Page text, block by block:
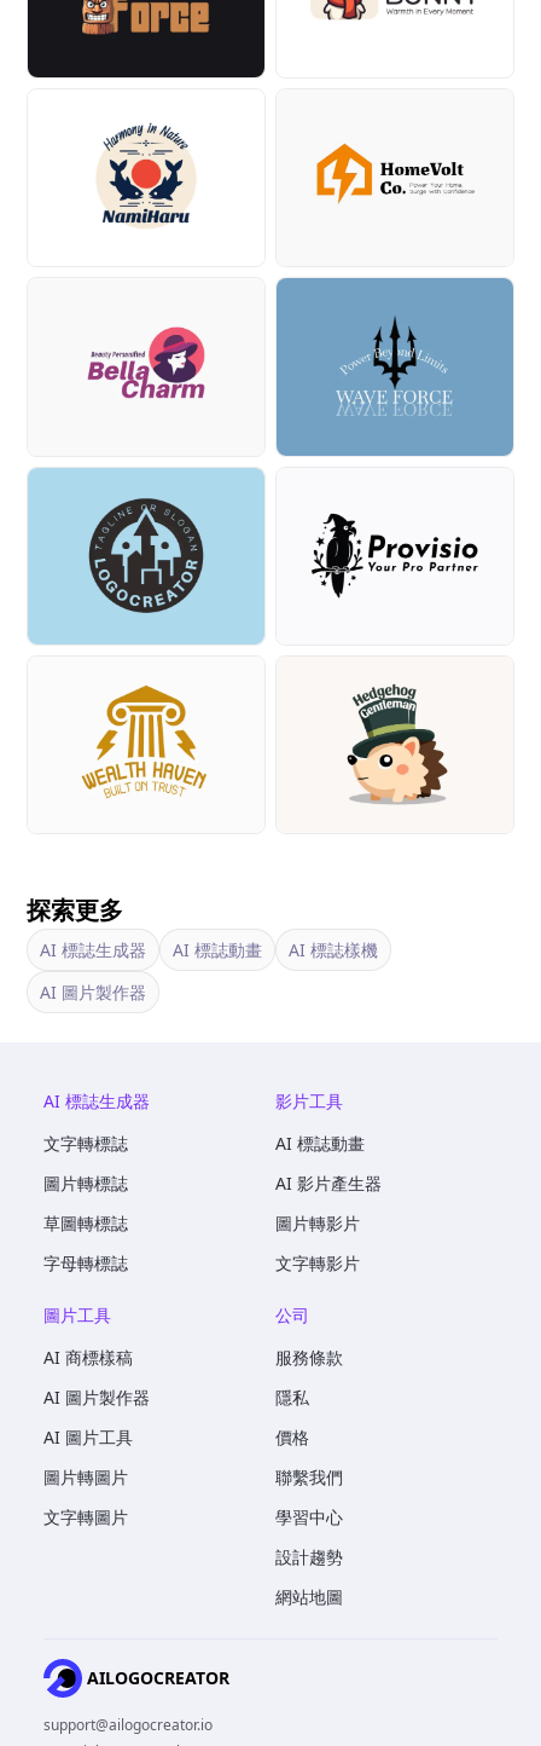
探索更多
AI 標誌生成器 AI 標誌動畫
AI 標誌樣機
AI 圖片製作器
AI 標誌生成器
文字轉標誌
圖片轉標誌
草圖轉標誌
字母轉標誌
影片工具
AI 標誌動畫
AI 影片產生器
圖片轉影片
文字轉影片
圖片工具
AI 商標樣稿
AI 圖片製作器
AI 圖片工具
圖片轉圖片
文字轉圖片
公司
服務條款
隱私
價格
聯繫我們
學習中心
設計趨勢
網站地圖
AILOGOCREATOR
support@ailogocreator.io